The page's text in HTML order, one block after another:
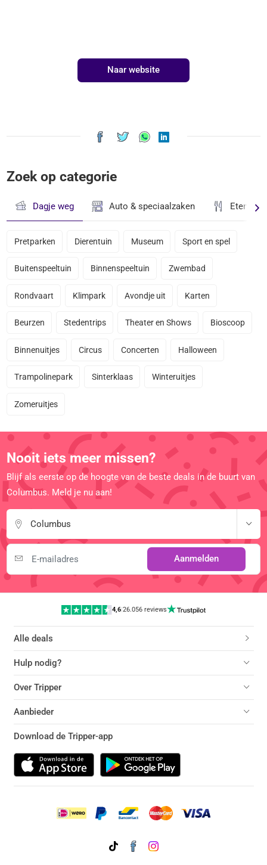
Naar website
Zoek op categorie
Dagje weg Auto & speciaalzaken Eten &
Pretparken Dierentuin Museum Sport en spel
Buitenspeeltuin Binnenspeeltuin Zwembad
Rondvaart Klimpark Avondje uit Karten
Beurzen Stedentrips Theater en Shows Bioscoop
Binnenuitjes Circus Concerten Halloween
Trampolinepark Sinterklaas Winteruitjes
Zomeruitjes
Nooit iets meer missen?
Blijf als eerste op de hoogte van de beste deals in de buurt van
Columbus. Meld je nu aan!
Columbus
Aanmelden
4,6 |26.056 reviews
Alle deals
Hulp nodig?
Over Tripper
Aanbieder
Download de Tripper-app